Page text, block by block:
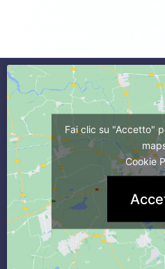
Fai clic su "Accetto"
Cookie